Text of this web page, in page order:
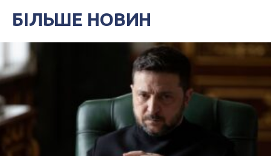
БІЛЬШЕ НОВИН